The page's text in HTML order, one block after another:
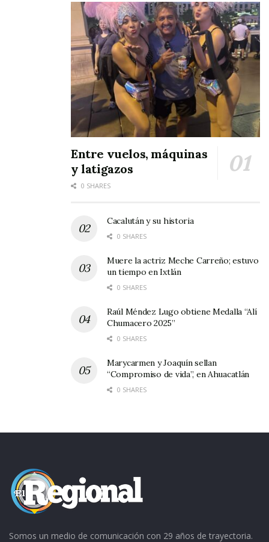
son bien reconocidos y apreciados por los
conocedores y de sus mismos familiares que los
apoyan en todo momento en su trayectoria
deportiva. Estos dos conjuntos se preparan
para sus compromisos de este fin de semana.
Entre vuelos, máquinas
y latigazos
0 SHARES
Cacalután y su historia
0 SHARES
Muere la actriz Meche Carreño; estuvo
un tiempo en Ixtlán
0 SHARES
Raúl Méndez Lugo obtiene Medalla “Alí
Chumacero 2025”
0 SHARES
Marycarmen y Joaquín sellan
“Compromiso de vida”, en Ahuacatlán
0 SHARES
Somos un medio de comunicación con 29 años de trayectoria.